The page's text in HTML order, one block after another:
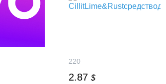
220
2.87 $